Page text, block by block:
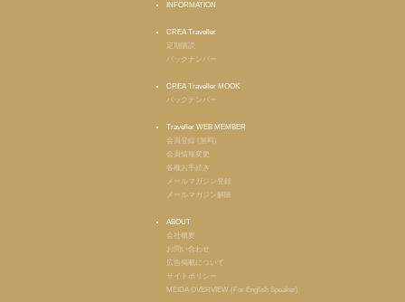
INFORMATION
CREA Traveller
定期購読
バックナンバー
CREA Traveller MOOK
バックナンバー
Traveller WEB MEMBER
会員登録 (無料)
会員情報変更
各種お手続き
メールマガジン登録
メールマガジン解除
ABOUT
会社概要
お問い合わせ
広告掲載について
サイトポリシー
MEIDA OVERVIEW (For English Speaker)